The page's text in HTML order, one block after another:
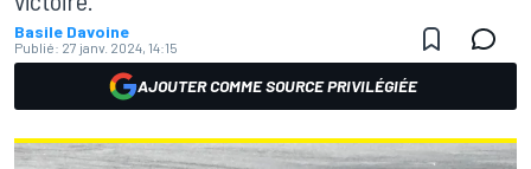
Basile Davoine
Publié: 27 janv. 2024, 14:15
AJOUTER COMME SOURCE PRIVILÉGIÉE